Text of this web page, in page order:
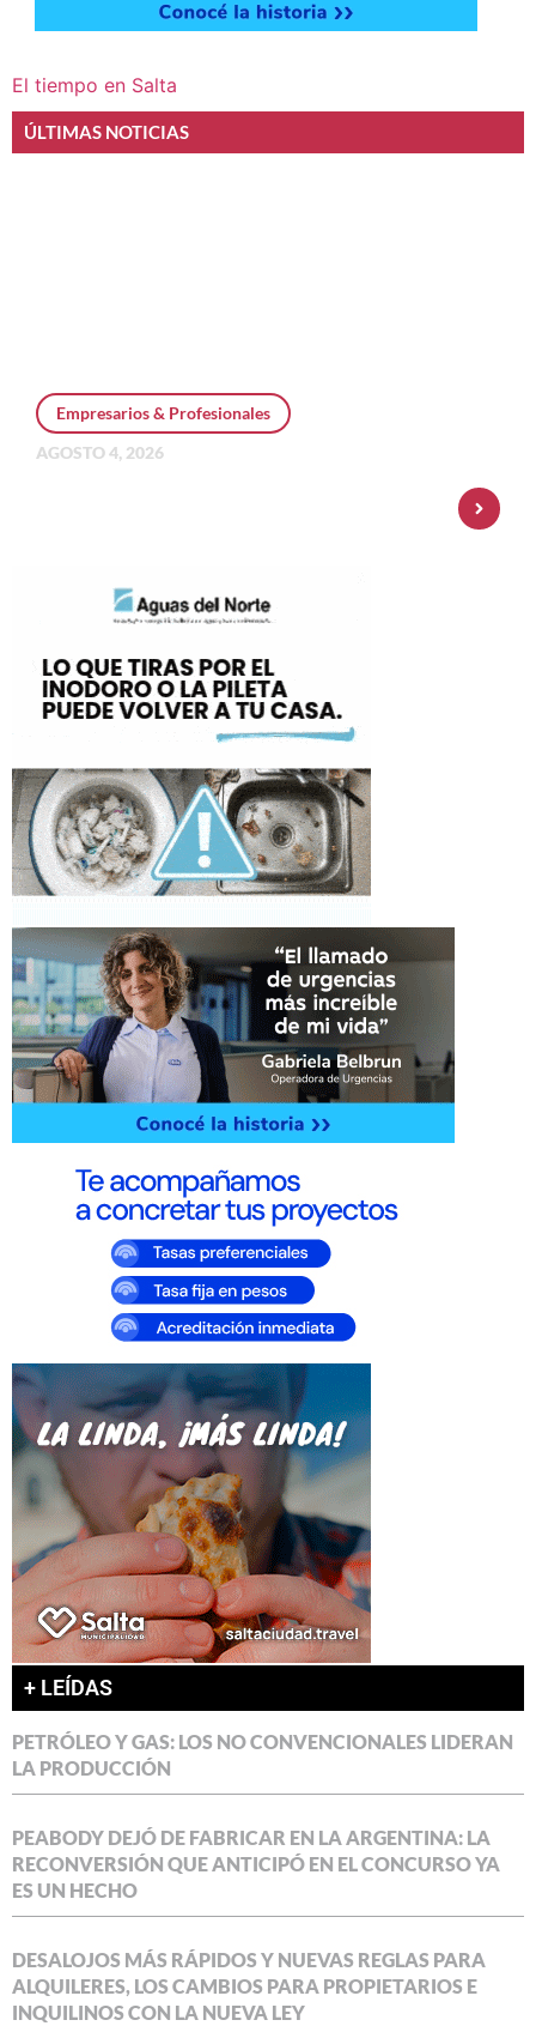
El tiempo en Salta
ÚLTIMAS NOTICIAS
Empresarios & Profesionales
AGOSTO 4, 2026
+ LEÍDAS
PETRÓLEO Y GAS: LOS NO CONVENCIONALES LIDERAN
LA PRODUCCIÓN
PEABODY DEJÓ DE FABRICAR EN LA ARGENTINA: LA
RECONVERSIÓN QUE ANTICIPÓ EN EL CONCURSO YA
ES UN HECHO
DESALOJOS MÁS RÁPIDOS Y NUEVAS REGLAS PARA
ALQUILERES, LOS CAMBIOS PARA PROPIETARIOS E
INQUILINOS CON LA NUEVA LEY